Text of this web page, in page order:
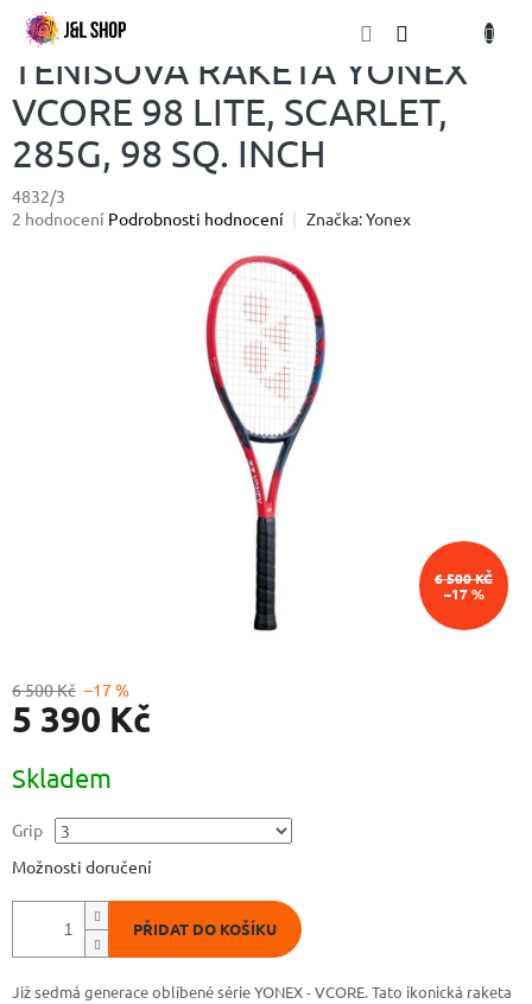
Přejít
obsahTENISOVÁ RAKETA YONEX
VCORE 98 LITE, SCARLET,
285G, 98 SQ. INCH
4832/3
Průměrné
2 hodnocení Podrobnosti hodnocení Značka:Yonex
6 500 KČ
–17 %
6 500 Kč –17 %
5 390 Kč
cena:
Skladem
Grip
Možnosti doručení
PŘIDAT DO KOŠÍKU
Již sedmá generace oblíbené série YONEX - VCORE. Tato ikonická raketa